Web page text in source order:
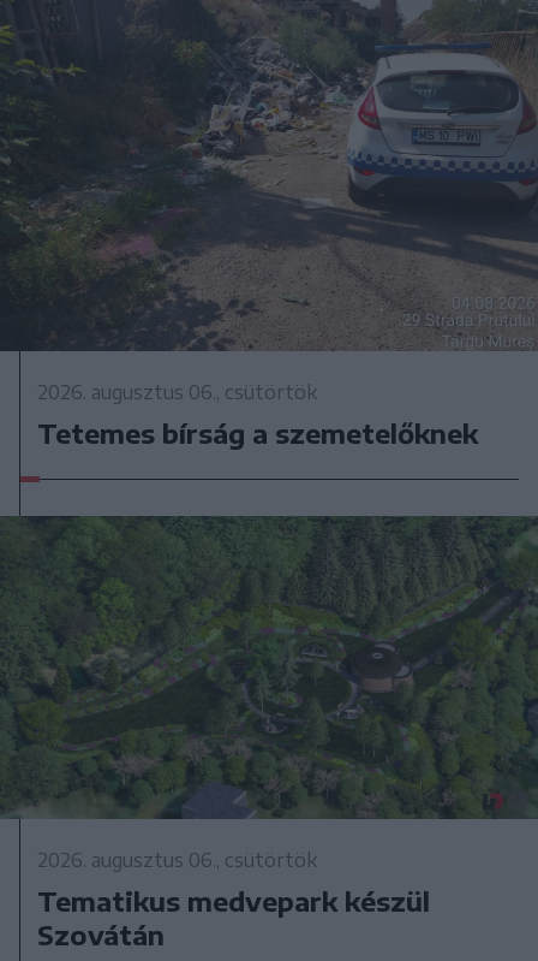
2026. augusztus 06., csütörtök
Tetemes bírság a szemetelőknek
2026. augusztus 06., csütörtök
Tematikus medvepark készül
Szovátán